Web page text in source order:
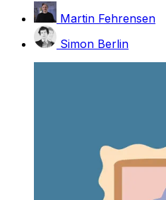
Martin Fehrensen
Simon Berlin